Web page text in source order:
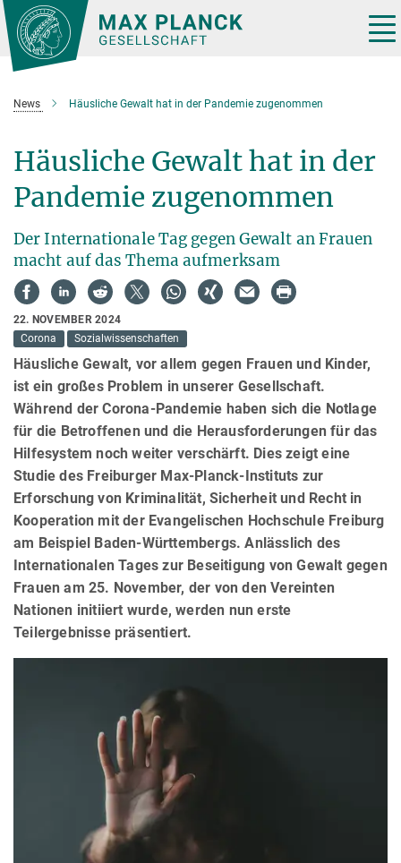
Hauptinhalt
News Häusliche Gewalt hat in der Pandemie zugenommen
Häusliche Gewalt hat in der
Pandemie zugenommen
Der Internationale Tag gegen Gewalt an Frauen
macht auf das Thema aufmerksam
22. NOVEMBER 2024
Corona
Sozialwissenschaften
Häusliche Gewalt, vor allem gegen Frauen und Kinder,
ist ein großes Problem in unserer Gesellschaft.
Während der Corona-Pandemie haben sich die Notlage
für die Betroffenen und die Herausforderungen für das
Hilfesystem noch weiter verschärft. Dies zeigt eine
Studie des Freiburger Max-Planck-Instituts zur
Erforschung von Kriminalität, Sicherheit und Recht in
Kooperation mit der Evangelischen Hochschule Freiburg
am Beispiel Baden-Württembergs. Anlässlich des
Internationalen Tages zur Beseitigung von Gewalt gegen
Frauen am 25. November, der von den Vereinten
Nationen initiiert wurde, werden nun erste
Teilergebnisse präsentiert.